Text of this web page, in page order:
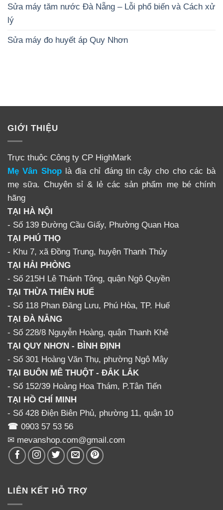
Sửa máy tăm nước Đà Nẵng – Lỗi phổ biến và Cách xử
lý
Sửa máy đo huyết áp Quy Nhơn
GIỚI THIỆU
Trực thuộc Công ty CP HighMark
Mẹ Vân Shoplà địa chỉ đáng tin cậy cho cho các bà
mẹ sữa. Chuyên sỉ & lẻ các sản phẩm mẹ bé chính
hãng
TẠI HÀ NỘI
- Số 139 Đường Cầu Giấy, Phường Quan Hoa
TẠI PHÚ THỌ
- Khu 7, xã Đồng Trung, huyện Thanh Thủy
TẠI HẢI PHÒNG
- Số 215H Lê Thánh Tông, quận Ngô Quyền
TẠI THỪA THIÊN HUẾ
- Số 118 Phan Đăng Lưu, Phú Hòa, TP. Huế
TẠI ĐÀ NẴNG
- Số 228/8 Nguyễn Hoàng, quận Thanh Khê
TẠI QUY NHƠN - BÌNH ĐỊNH
- Số 301 Hoàng Văn Thụ, phường Ngô Mây
TẠI BUÔN MÊ THUỘT - ĐẮK LẮK
- Số 152/39 Hoàng Hoa Thám, P.Tân Tiến
TẠI HỒ CHÍ MINH
- Số 428 Điện Biên Phủ, phường 11, quận 10
☎ 0903 57 53 56
✉ mevanshop.com@gmail.com
LIÊN KẾT HỖ TRỢ